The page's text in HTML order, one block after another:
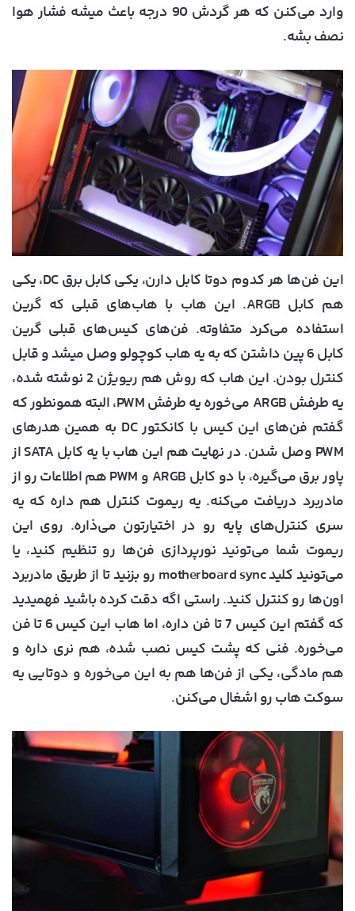
وارد می‌کنن که هر گردش 90 درجه باعث میشه فشار هوا
نصف بشه.
این فن‌ها هر کدوم دوتا کابل دارن، یکی کابل برق DC، یکی
هم کابل ARGB. این هاب با هاب‌های قبلی که گرین
استفاده می‌کرد متفاوته. فن‌های کیس‌های قبلی گرین
کابل 6 پین داشتن که به یه هاب کوچولو وصل میشد و قابل
کنترل بودن. این هاب که روش هم ریویژن 2 نوشته شده،
یه طرفش ARGB می‌خوره یه طرفش PWM، البته همونطور که
گفتم فن‌های این کیس با کانکتور DC به همین هدرهای
PWM وصل شدن. در نهایت هم این هاب با یه کابل SATA از
پاور برق می‌گیره، با دو کابل ARGB و PWM هم اطلاعات رو از
مادربرد دریافت می‌کنه. یه ریموت کنترل هم داره که یه
سری کنترل‌های پایه رو در اختیارتون می‌ذاره. روی این
ریموت شما می‌تونید نورپردازی فن‌ها رو تنظیم کنید، یا
می‌تونید کلید motherboard sync رو بزنید تا از طریق مادربرد
اون‌ها رو کنترل کنید. راستی اگه دقت کرده باشید فهمیدید
که گفتم این کیس 7 تا فن داره، اما هاب این کیس 6 تا فن
می‌خوره. فنی که پشت کیس نصب شده، هم نری داره و
هم مادگی، یکی از فن‌ها هم به این می‌خوره و دوتایی یه
سوکت هاب رو اشغال می‌کنن.